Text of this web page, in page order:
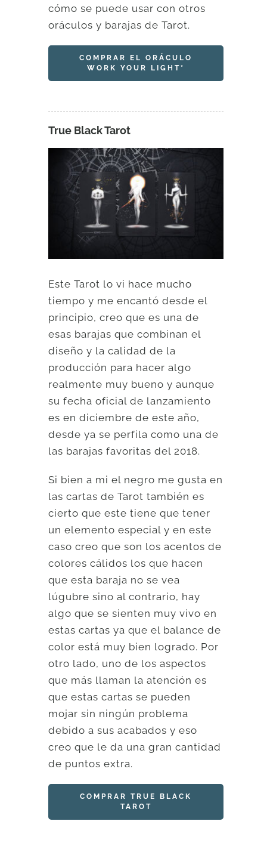
cómo se puede usar con otros
oráculos y barajas de Tarot.
COMPRAR EL ORÁCULO
WORK YOUR LIGHT*
True Black Tarot
Este Tarot lo vi hace mucho
tiempo y me encantó desde el
principio, creo que es una de
esas barajas que combinan el
diseño y la calidad de la
producción para hacer algo
realmente muy bueno y aunque
su fecha oficial de lanzamiento
es en diciembre de este año,
desde ya se perfila como una de
las barajas favoritas del 2018.
Si bien a mi el negro me gusta en
las cartas de Tarot también es
cierto que este tiene que tener
un elemento especial y en este
caso creo que son los acentos de
colores cálidos los que hacen
que esta baraja no se vea
lúgubre sino al contrario, hay
algo que se sienten muy vivo en
estas cartas ya que el balance de
color está muy bien logrado. Por
otro lado, uno de los aspectos
que más llaman la atención es
que estas cartas se pueden
mojar sin ningún problema
debido a sus acabados y eso
creo que le da una gran cantidad
de puntos extra.
COMPRAR TRUE BLACK
TAROT